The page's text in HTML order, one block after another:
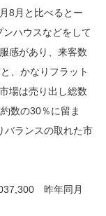
8月と比べるとー
ハウスなどをして
感があり、来客数
、かなりフラット
場は売り出し総数
数の30％に留ま
バランスの取れた市
昨年同月